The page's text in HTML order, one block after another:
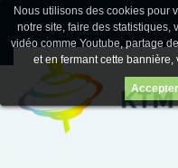
Nous utilisons des cookies pour
notre site, faire des statistiques,
vidéo comme Youtube, partage
et en fermant cette
Accepter